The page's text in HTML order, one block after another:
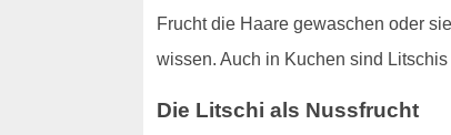
Frucht die Haare gewaschen oder
wissen. Auch in Kuchen sind
Die Litschi als Nussfrucht